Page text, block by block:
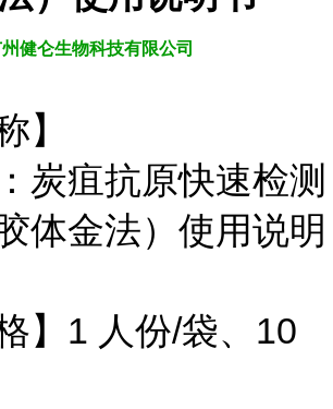
州健仑生物科技有限公司
】
炭疽抗原快速检测
体金法）使用说明
】1 人份/袋、10